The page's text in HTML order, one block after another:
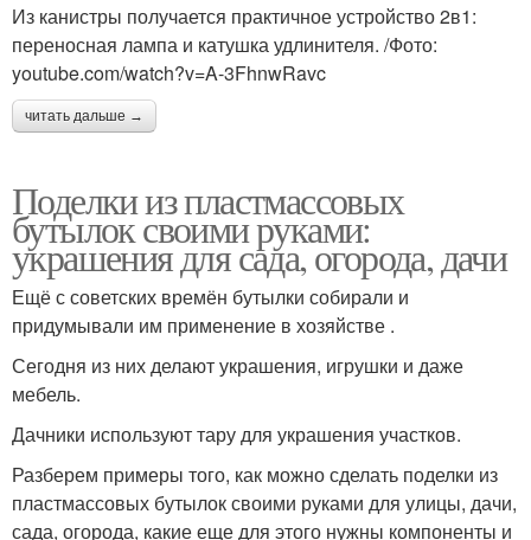
Из канистры получается практичное устройство 2в1:
переносная лампа и катушка удлинителя. /Фото:
youtube.com/watch?v=A-3FhnwRavc
читать дальше →
Поделки из пластмассовых
бутылок своими руками:
украшения для сада, огорода, дачи
Ещё с советских времён бутылки собирали и
придумывали им применение в хозяйстве .
Сегодня из них делают украшения, игрушки и даже
мебель.
Дачники используют тару для украшения участков.
Разберем примеры того, как можно сделать поделки из
пластмассовых бутылок своими руками для улицы, дачи,
сада, огорода, какие еще для этого нужны компоненты и